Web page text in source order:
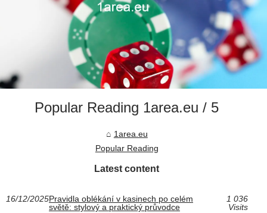
Popular Reading 1area.eu / 5
1area.eu
Popular Reading
Latest content
16/12/2025Pravidla oblékání v kasinech po celém
světě: stylový a praktický průvodce
1 036
Visits